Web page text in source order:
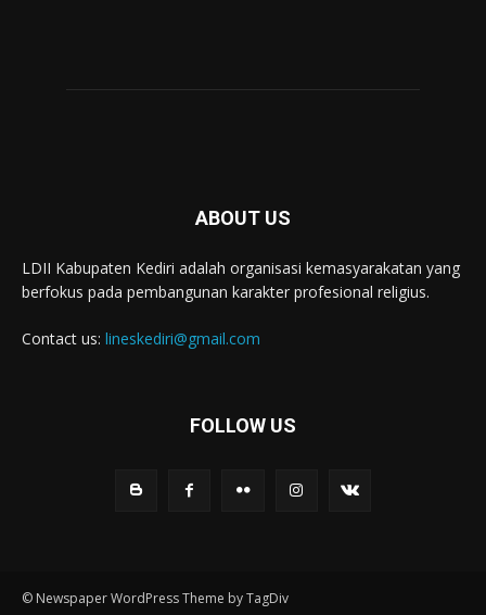
ABOUT US
LDII Kabupaten Kediri adalah organisasi kemasyarakatan yang
berfokus pada pembangunan karakter profesional religius.
Contact us: lineskediri@gmail.com
FOLLOW US
© Newspaper WordPress Theme by TagDiv